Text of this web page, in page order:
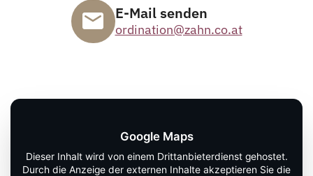
E-Mail senden
ordination@zahn.co.at
Google Maps
Dieser Inhalt wird von einem Drittanbieterdienst gehostet.
Durch die Anzeige der externen Inhalte akzeptieren Sie die